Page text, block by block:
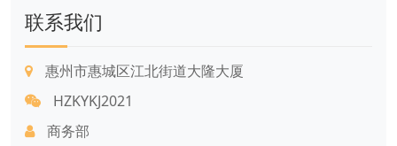
联系我们
惠州市惠城区江北街道大隆大厦
HZKYKJ2021
商务部